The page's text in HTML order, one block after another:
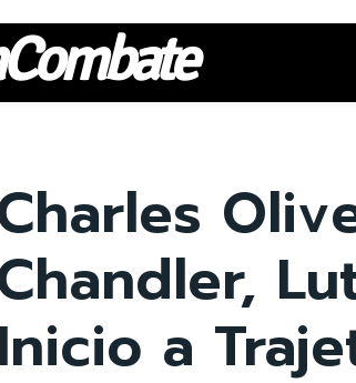
Inicio a